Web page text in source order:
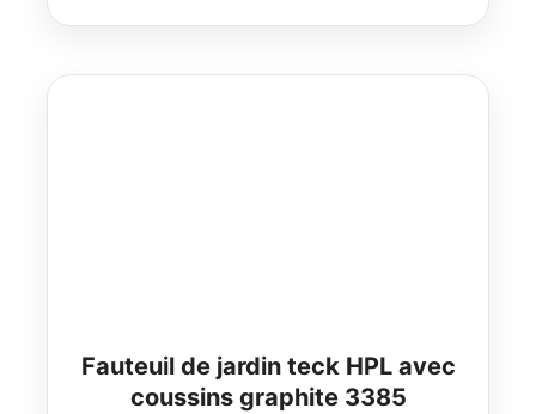
Fauteuil de jardin teck HPL avec
coussins graphite 3385